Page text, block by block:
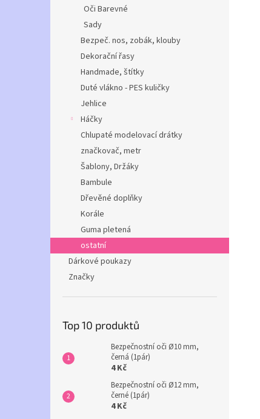
Oči Barevné
Sady
Bezpeč. nos, zobák, klouby
Dekorační řasy
Handmade, štítky
Duté vlákno - PES kuličky
Jehlice
Háčky
Chlupaté modelovací drátky
značkovač, metr
Šablony, Držáky
Bambule
Dřevěné doplňky
Korále
Guma pletená
ostatní
Dárkové poukazy
Značky
Top 10 produktů
Bezpečnostní oči Ø10 mm,
černá (1pár)
4 Kč
Bezpečnostní oči Ø12 mm,
černé (1pár)
4 Kč